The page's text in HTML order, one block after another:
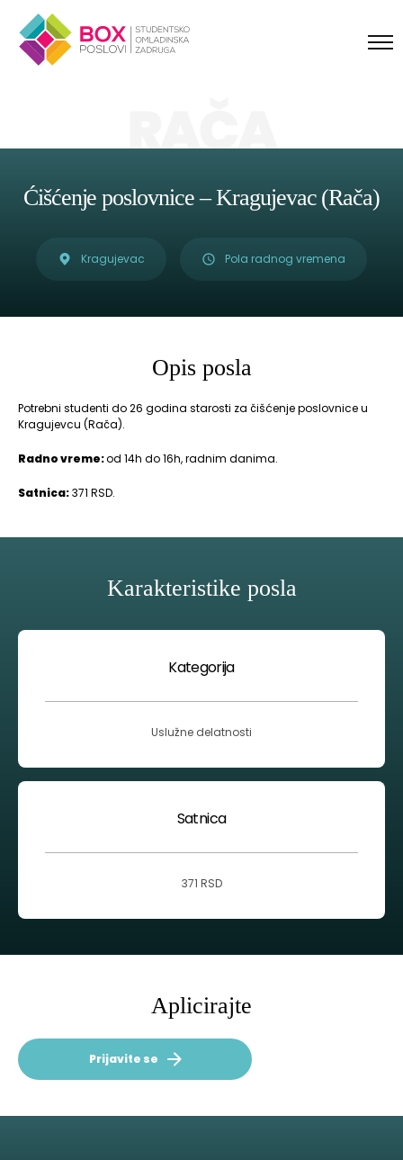
RAČA
Ćišćenje poslovnice – Kragujevac (Rača)
Kragujevac Pola radnog vremena
Opis posla
Potrebni studenti do 26 godina starosti za čišćenje poslovnice u
Kragujevcu (Rača).
Radno vreme:od 14h do 16h, radnim danima.
Satnica:371 RSD.
Karakteristike posla
Kategorija
Uslužne delatnosti
Satnica
371 RSD
Aplicirajte
Prijavite se